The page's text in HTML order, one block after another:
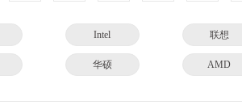
Intel 联想
华硕 AMD